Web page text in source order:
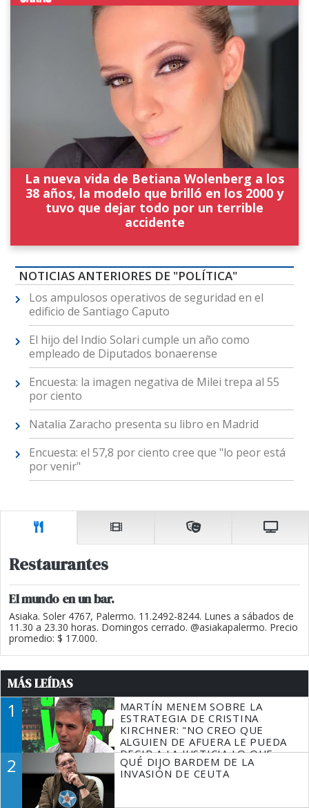
La nueva vida de Betiana Wolenberg a los
38 años, la modelo que brilló en los 2000 y
tuvo que dejar todo por un terrible
accidente
NOTICIAS ANTERIORES DE "POLÍTICA"
Los ampulosos operativos de seguridad en el
edificio de Santiago Caputo
El hijo del Indio Solari cumple un año como
empleado de Diputados bonaerense
Encuesta: la imagen negativa de Milei trepa al 55
por ciento
Natalia Zaracho presenta su libro en Madrid
Encuesta: el 57,8 por ciento cree que "lo peor está
por venir"
Restaurantes
El mundo en un bar.
Asiaka. Soler 4767, Palermo. 11.2492-8244. Lunes a sábados de
11.30 a 23.30 horas. Domingos cerrado. @asiakapalermo. Precio
promedio: $ 17.000.
MÁS LEÍDAS
1
MARTÍN MENEM SOBRE LA
ESTRATEGIA DE CRISTINA
KIRCHNER: "NO CREO QUE
ALGUIEN DE AFUERA LE PUEDA
DECIR A LA JUSTICIA LO QUE
TIENE QUE HACER"
2
QUÉ DIJO BARDEM DE LA
INVASIÓN DE CEUTA